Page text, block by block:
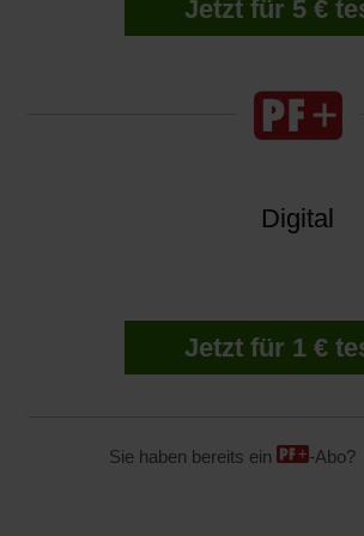
Jetzt für 5 €
Digital
Jetzt für 1 €
Sie haben bereits ein -Abo?